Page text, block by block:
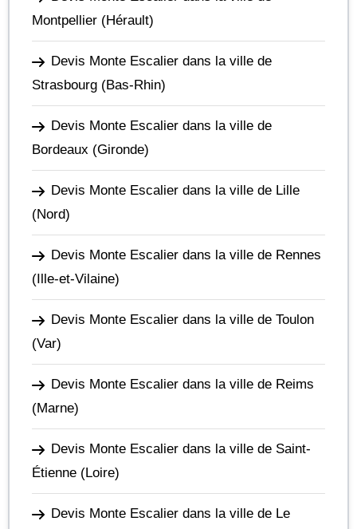
Montpellier (Hérault)
Devis Monte Escalier dans la ville de
Strasbourg (Bas-Rhin)
Devis Monte Escalier dans la ville de
Bordeaux (Gironde)
Devis Monte Escalier dans la ville de Lille
(Nord)
Devis Monte Escalier dans la ville de Rennes
(Ille-et-Vilaine)
Devis Monte Escalier dans la ville de Toulon
(Var)
Devis Monte Escalier dans la ville de Reims
(Marne)
Devis Monte Escalier dans la ville de Saint-
Étienne (Loire)
Devis Monte Escalier dans la ville de Le